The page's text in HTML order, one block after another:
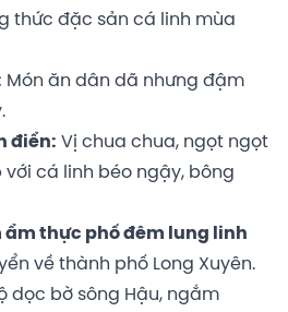
thức đặc sản cá linh mùa
Món ăn dân dã nhưng đậm
điển: Vị chua chua, ngọt ngọt
cá linh béo ngậy, bông
ẩm thực phố đêm lung linh
về thành phố Long Xuyên.
dọc bờ sông Hậu, ngắm